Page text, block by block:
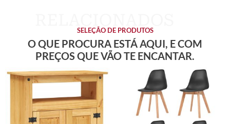
SELEÇÃO DE PRODUTOS
O QUE PROCURA ESTÁ AQUI, E COM
PREÇOS QUE VÃO TE ENCANTAR.